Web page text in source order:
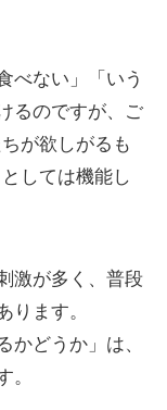
べない」「いう
るのですが、ご
が欲しがるも
しては機能し
激が多く、普段
ります。
かどうか」は、
。